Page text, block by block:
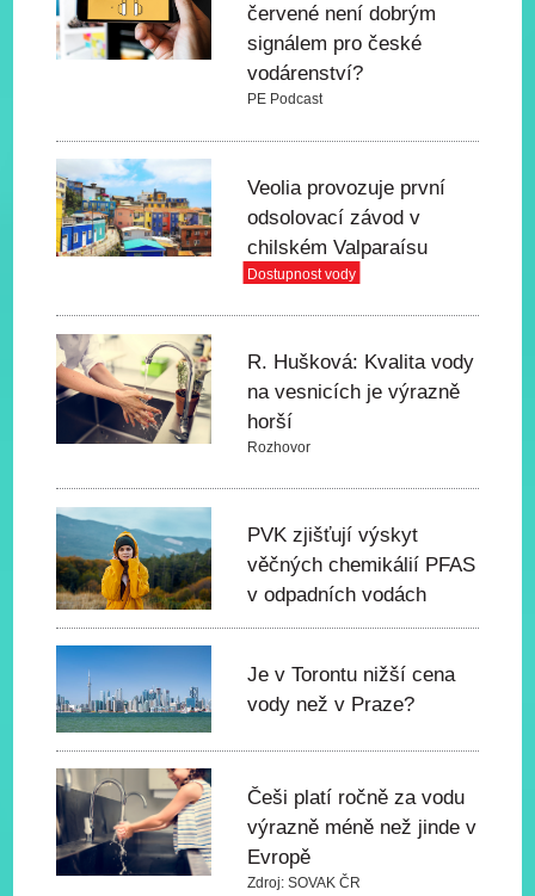
červené není dobrým
signálem pro české
vodárenství?
PE Podcast
Veolia provozuje první
odsolovací závod v
chilském Valparaísu
Dostupnost vody
R. Hušková: Kvalita vody
na vesnicích je výrazně
horší
Rozhovor
PVK zjišťují výskyt
věčných chemikálií PFAS
v odpadních vodách
Je v Torontu nižší cena
vody než v Praze?
Češi platí ročně za vodu
výrazně méně než jinde v
Evropě
Zdroj: SOVAK ČR